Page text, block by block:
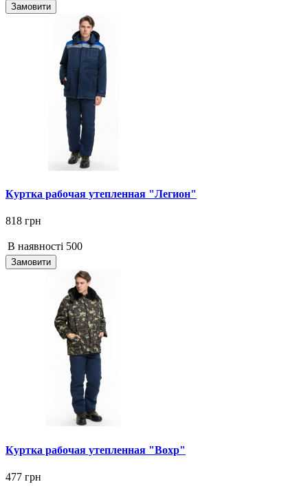
Замовити
Куртка рабочая утепленная "Легион"
818 грн
В наявності 500
Замовити
Куртка рабочая утепленная "Вохр"
477 грн